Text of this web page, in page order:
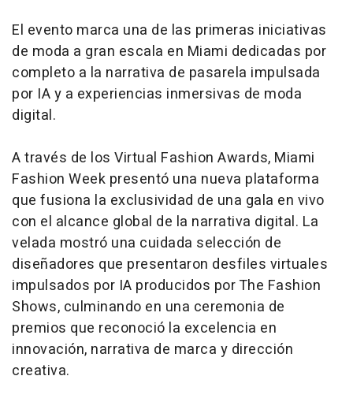
El evento marca una de las primeras iniciativas
de moda a gran escala en Miami dedicadas por
completo a la narrativa de pasarela impulsada
por IA y a experiencias inmersivas de moda
digital.
A través de los Virtual Fashion Awards, Miami
Fashion Week presentó una nueva plataforma
que fusiona la exclusividad de una gala en vivo
con el alcance global de la narrativa digital. La
velada mostró una cuidada selección de
diseñadores que presentaron desfiles virtuales
impulsados por IA producidos por The Fashion
Shows, culminando en una ceremonia de
premios que reconoció la excelencia en
innovación, narrativa de marca y dirección
creativa.